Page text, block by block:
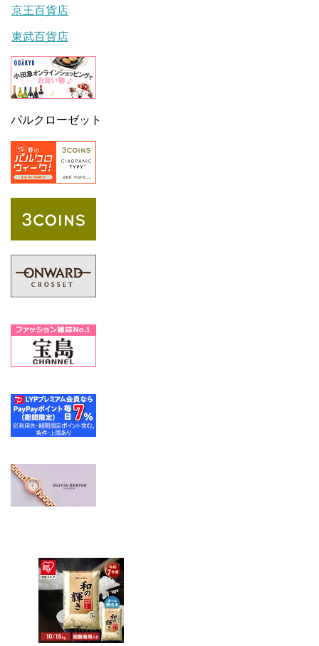
京王百貨店
東武百貨店
パルクローゼット